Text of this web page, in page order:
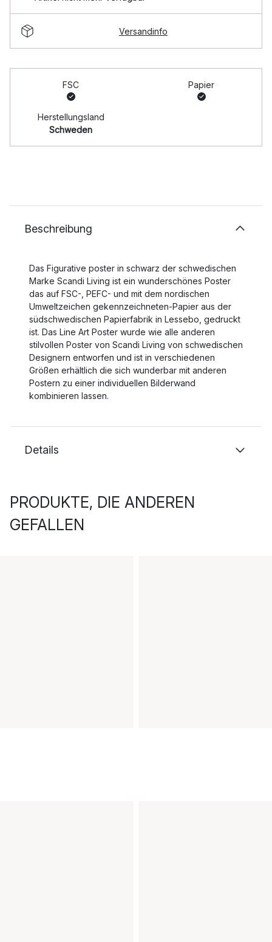
Versandinfo
FSC Papier
Herstellungsland
Schweden
Beschreibung
Das Figurative poster in schwarz der schwedischen
Marke Scandi Living ist ein wunderschönes Poster
das auf FSC-, PEFC- und mit dem nordischen
Umweltzeichen gekennzeichneten-Papier aus der
südschwedischen Papierfabrik in Lessebo, gedruckt
ist. Das Line Art Poster wurde wie alle anderen
stilvollen Poster von Scandi Living von schwedischen
Designern entworfen und ist in verschiedenen
Größen erhältlich die sich wunderbar mit anderen
Postern zu einer individuellen Bilderwand
kombinieren lassen.
Details
PRODUKTE, DIE ANDEREN
GEFALLEN